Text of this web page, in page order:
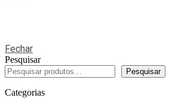
Fechar
Pesquisar
Pesquisar
Categorias